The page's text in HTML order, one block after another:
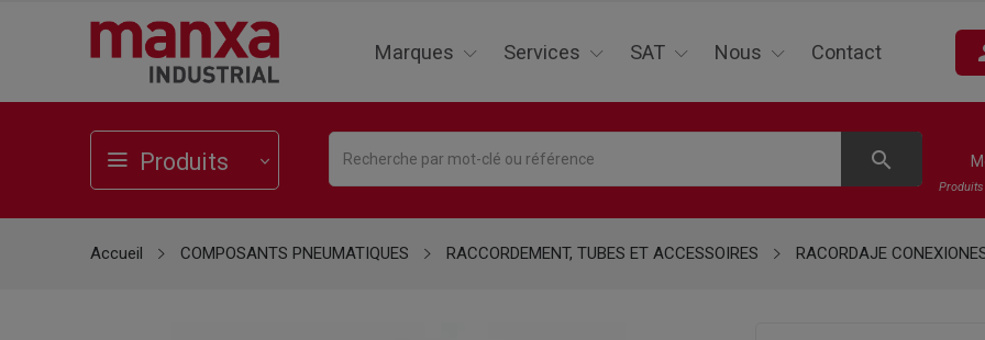
Marques Services SAT Nous Contact
Produits search
Accueil COMPOSANTS PNEUMATIQUES RACCORDEMENT, TUBES ET ACCESSOIRES RACORDAJE